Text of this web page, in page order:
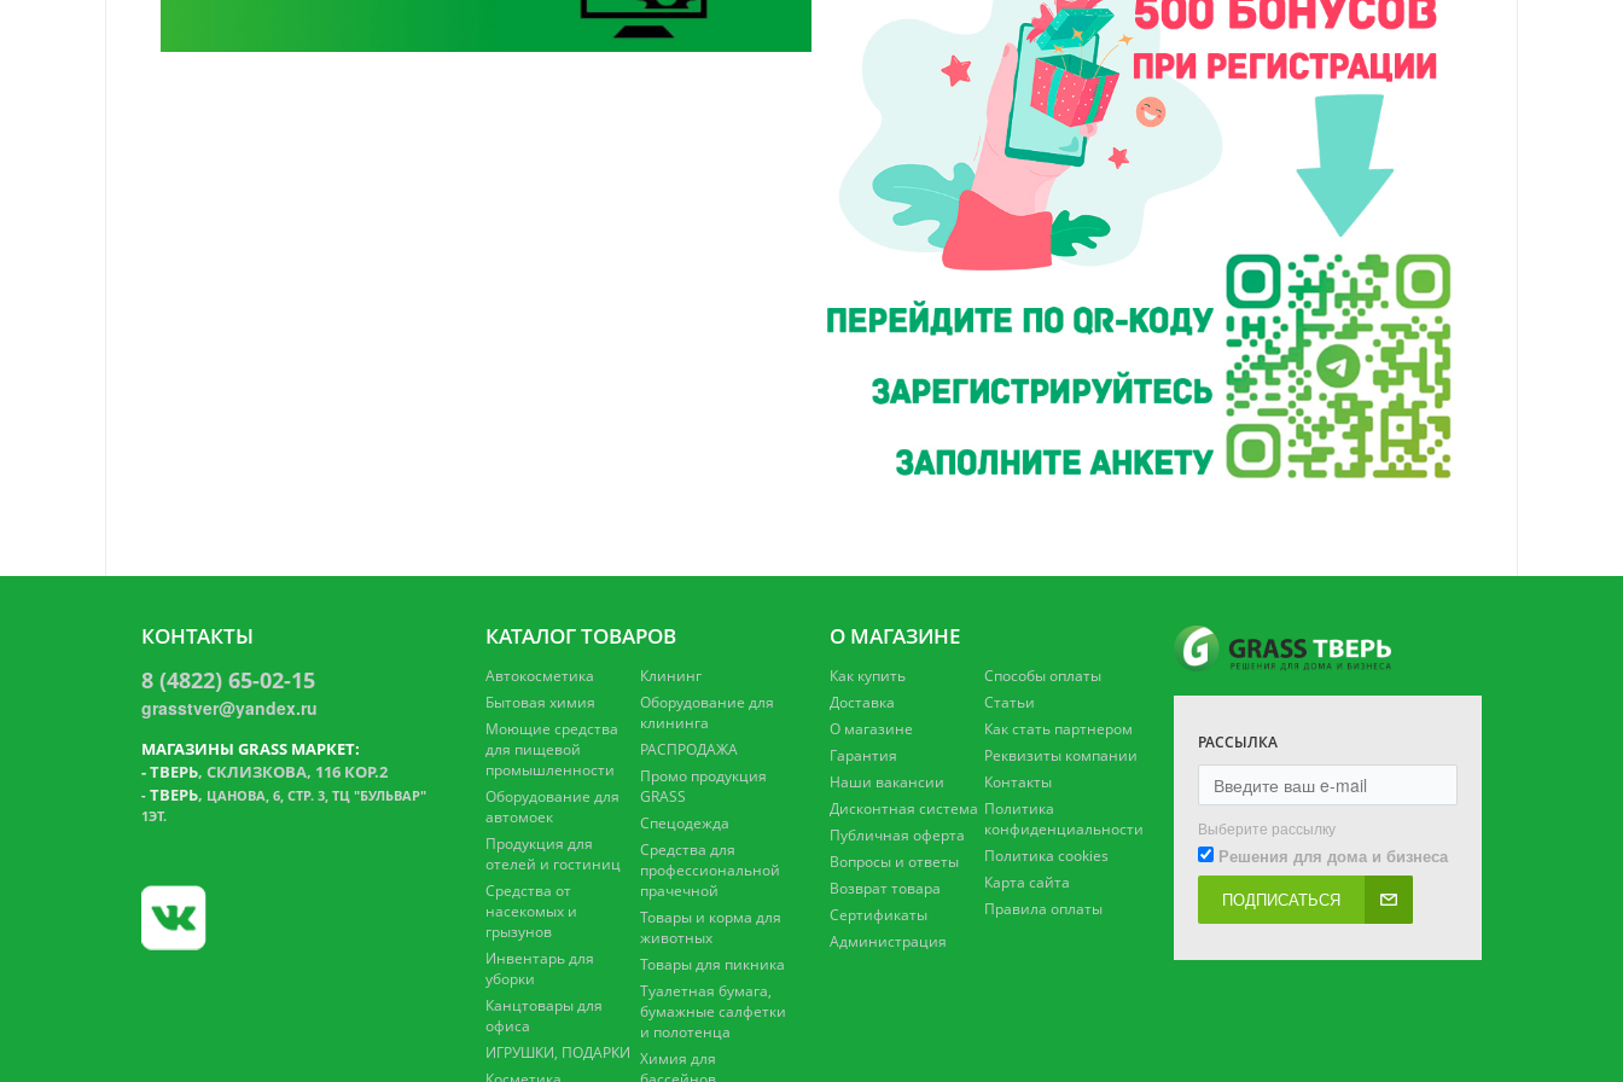
КОНТАКТЫ
8 (4822) 65-02-15
grasstver@yandex.ru
МАГАЗИНЫ GRASS МАРКЕТ:
-ТВЕРЬ, СКЛИЗКОВА, 116 КОР.2
- ТВЕРЬ, ЦАНОВА, 6, СТР. 3, ТЦ "БУЛЬВАР"
1ЭТ.
КАТАЛОГ ТОВАРОВ
Автокосметика
Бытовая химия
Моющие средства
для пищевой
промышленности
Оборудование для
автомоек
Продукция для
отелей и гостиниц
Средства от
насекомых и
грызунов
Инвентарь для
уборки
Канцтовары для
офиса
ИГРУШКИ, ПОДАРКИ
Клининг
Оборудование для
клининга
РАСПРОДАЖА
Промо продукция
GRASS
Спецодежда
Средства для
профессиональной
прачечной
Товары и корма для
животных
Товары для пикника
Туалетная бумага,
бумажные салфетки
и полотенца
Химия для
О МАГАЗИНЕ
Как купить
Доставка
О магазине
Гарантия
Наши вакансии
Дисконтная система
Публичная оферта
Вопросы и ответы
Возврат товара
Сертификаты
Администрация
Способы оплаты
Статьи
Как стать партнером
Реквизиты компании
Контакты
Политика
конфиденциальности
Политика cookies
Карта сайта
Правила оплаты
РАССЫЛКА
Выберите рассылку
Решения для дома и бизнеса
ПОДПИСАТЬСЯ